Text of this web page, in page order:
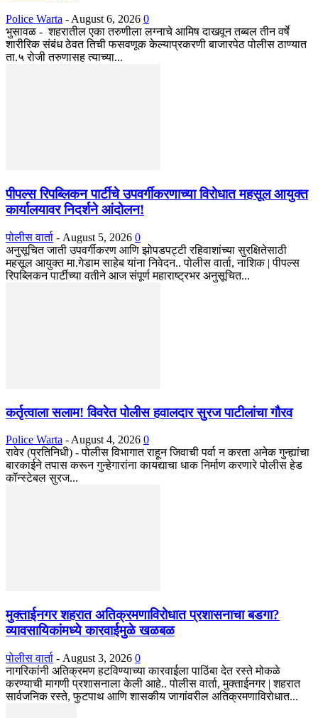
Police Warta - August 6, 2026 0
भुसावळ - शहरातील एका तरुणीला लग्नाचे आमिष दाखवून तब्बल तीन वर्षे
शारीरिक संबंध ठेवत तिची फसवणूक केल्याप्रकरणी बाजारपेठ पोलीस ठाण्यात
ता.५ रोजी तरुणासह त्याच्या...
पीपल्स रिपब्लिकन पार्टीचे उपवर्गीकरणाच्या विरोधात महसूल आयुक्त
कार्यालयावर निदर्शने आंदोलन!
पोलीस वार्ता - August 5, 2026 0
अनुसूचित जाती उपवर्गीकरण आणि झोपडपट्टी रहिवाशांच्या सुरक्षितेसाठी
महसूल आयुक्त मा.गेडाम साहेब यांना निवेदन.. पोलीस वार्ता, नाशिक | पीपल्स
रिपब्लिकन पार्टीच्या वतीने आज संपूर्ण महाराष्ट्रभर अनुसूचित...
कर्तृत्वाला सलाम! विवरेत पोलीस हवालदार सुरज पाटीलांचा गौरव
Police Warta - August 4, 2026 0
रावेर (प्रतिनिधी) - पोलीस विभागात राहून जिवाची पर्वा न करता अनेक गुन्ह्यांचा
बारकाईने तपास करून गुन्हेगारांना कायद्याचा धाक निर्माण करणारे पोलीस हेड
कॉन्स्टेबल सुरज...
मुक्ताईनगर शहरात अतिक्रमणाविरोधात प्रशासनाचा बडगा?
व्यावसायिकांमध्ये कारवाईमुळे खळबळ
पोलीस वार्ता - August 3, 2026 0
नागरिकांनी अतिक्रमण हटविण्याच्या कारवाईला पाठिंबा देत रस्ते मोकळे
करण्याची मागणी प्रशासनाला केली आहे.. पोलीस वार्ता, मुक्ताईनगर | शहरात
सार्वजनिक रस्ते, फुटपाथ आणि शासकीय जागांवरील अतिक्रमणाविरोधात...